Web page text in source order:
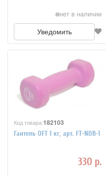
нет в наличии
Уведомить
Код товара:182103
Гантель OFT 1 кг, арт. FT-NDB-1
330 р.